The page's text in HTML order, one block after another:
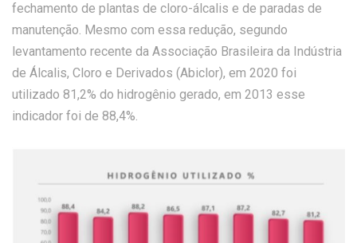
fechamento de plantas de cloro-álcalis e de paradas de
manutenção. Mesmo com essa redução, segundo
levantamento recente da Associação Brasileira da Indústria
de Álcalis, Cloro e Derivados (Abiclor), em 2020 foi
utilizado 81,2% do hidrogênio gerado, em 2013 esse
indicador foi de 88,4%.